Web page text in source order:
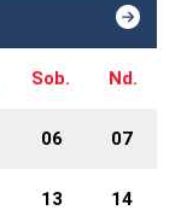
Sob. Nd.
06 07
13 14